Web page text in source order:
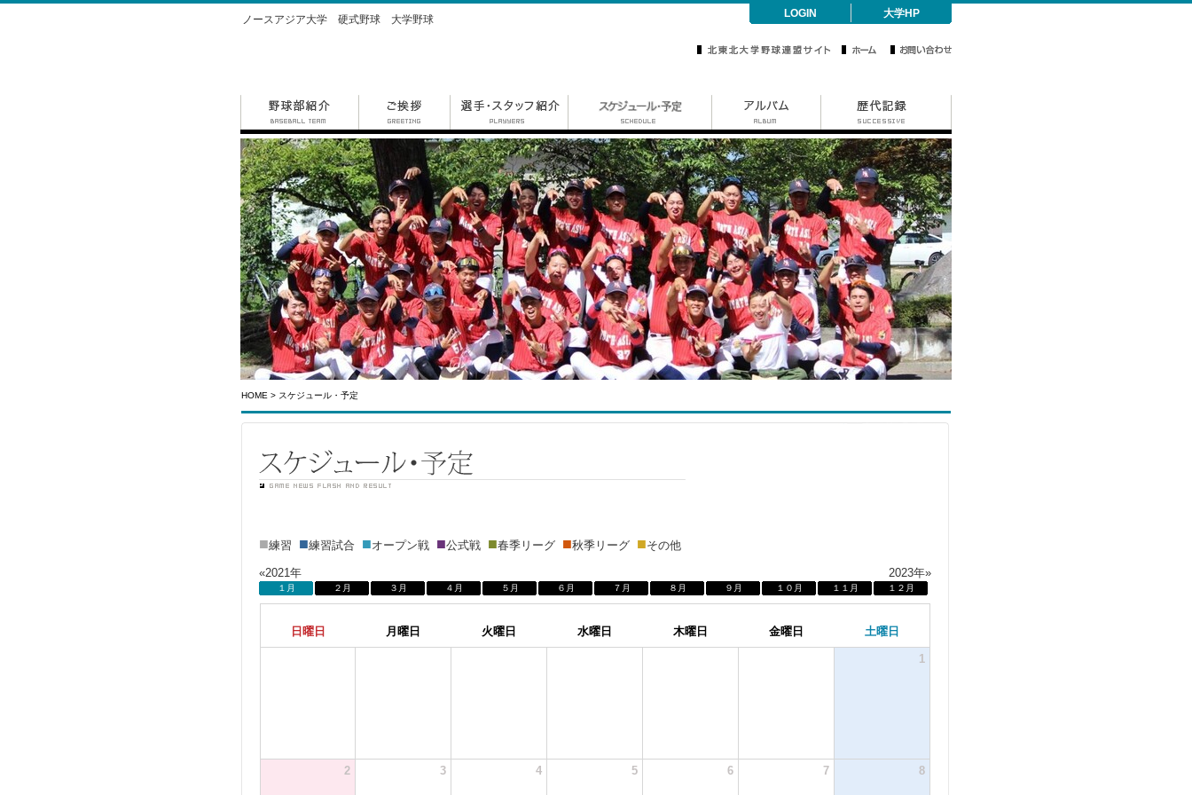
ノースアジア大学 硬式野球 大学野球
LOGIN 大学HP
HOME > スケジュール・予定
■練習 ■練習試合 ■オープン戦 ■公式戦 ■春季リーグ ■秋季リーグ ■その他
«2021年 2023年»
１月 ２月 ３月 ４月 ５月 ６月 ７月 ８月 ９月 １０月 １１月 １２月
日曜日 月曜日 火曜日 水曜日 木曜日 金曜日 土曜日
1
2 3 4 5 6 7 8